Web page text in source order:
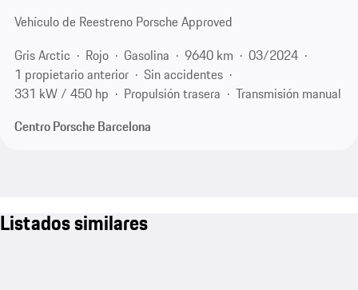
Vehículo de Reestreno Porsche Approved
Gris Arctic
Rojo Gasolina 9640 km
03/2024
1 propietario anterior
Sin accidentes
331 kW / 450 hp
Propulsión trasera
Transmisión manual
Centro Porsche Barcelona
Listados similares